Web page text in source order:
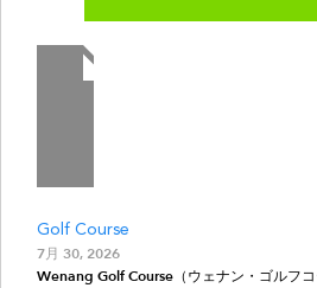
Golf Course
7月 30, 2026
Wenang Golf Course（ウェナン・ゴルフ